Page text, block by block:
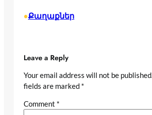
•Քաղաքներ
Leave a Reply
Your email address will not be published.
fields are marked *
Comment *